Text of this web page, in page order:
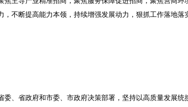
不断提高能力本领，持续增强发展动力，狠抓工作落地落
委、省政府和市委、市政府决策部署，坚持以高质量发展统